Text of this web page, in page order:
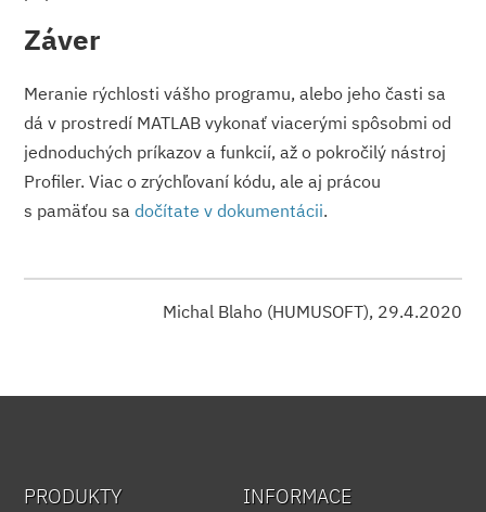
Záver
Meranie rýchlosti vášho programu, alebo jeho časti sa
dá v prostredí MATLAB vykonať viacerými spôsobmi od
jednoduchých príkazov a funkcií, až o pokročilý nástroj
Profiler. Viac o zrýchľovaní kódu, ale aj prácou
s pamäťou sadočítate v dokumentácii.
Michal Blaho (HUMUSOFT), 29.4.2020
PRODUKTY INFORMACE